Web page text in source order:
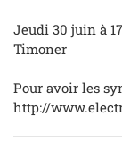
Jeudi 30 juin à
Timoner
Pour avoir les
http://